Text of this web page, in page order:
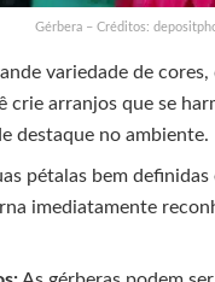
Gérbera – Créditos:
variedade de
crie arranjos que se
destaque no ambiente.
pétalas bem
imediatamente